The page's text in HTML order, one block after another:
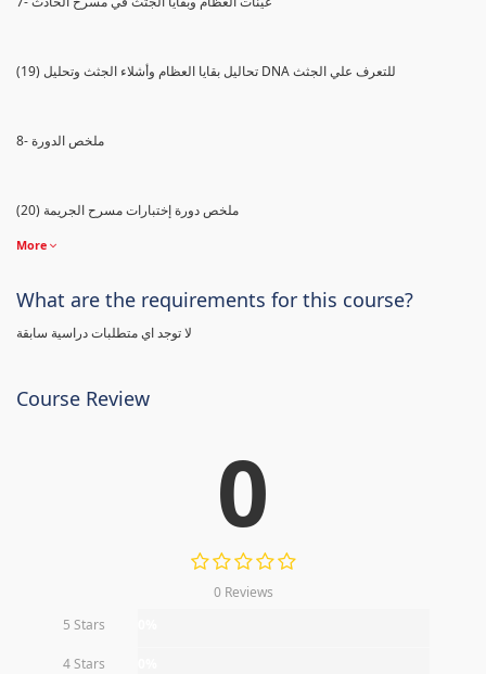
(19) تحاليل بقايا العظام وأشلاء الجثث وتحليل DNA للتعرف علي الجثث
8- ملخص الدورة
(20) ملخص دورة إختبارات مسرح الجريمة
More
What are the requirements for this course?
لا توجد اي متطلبات دراسية سابقة
Course Review
0
0 Reviews
5 Stars
4 Stars